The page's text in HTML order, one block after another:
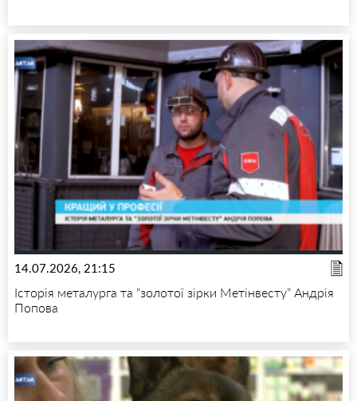
14.07.2026, 21:15
Історія металурга та “золотої зірки Метінвесту” Андрія
Попова